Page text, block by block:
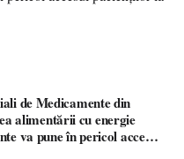
de Medicamente din
alimentării cu energie
va pune în pericol accesul